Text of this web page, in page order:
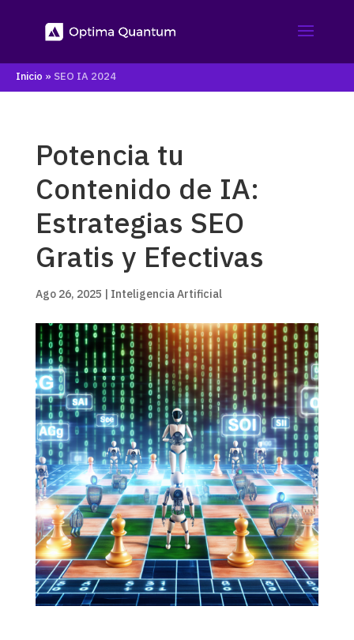
Inicio » SEO IA 2024
Potencia tu
Contenido de IA:
Estrategias SEO
Gratis y Efectivas
Ago 26, 2025 | Inteligencia Artificial